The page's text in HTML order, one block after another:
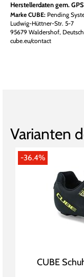
Herstellerdaten gem.
Marke CUBE: Pending
Ludwig-Hüttner-Str. 5-7
95679 Waldershof,
cube.eu/contact
Varianten
-36.4%
CUBE